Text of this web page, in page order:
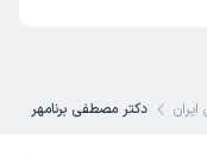
دکتر مصطفی برنامهر